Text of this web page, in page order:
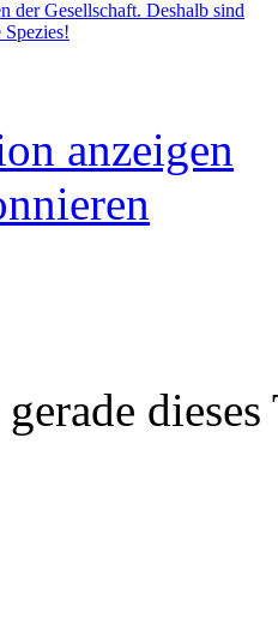
der Gesellschaft. Deshalb sind
anzeigen